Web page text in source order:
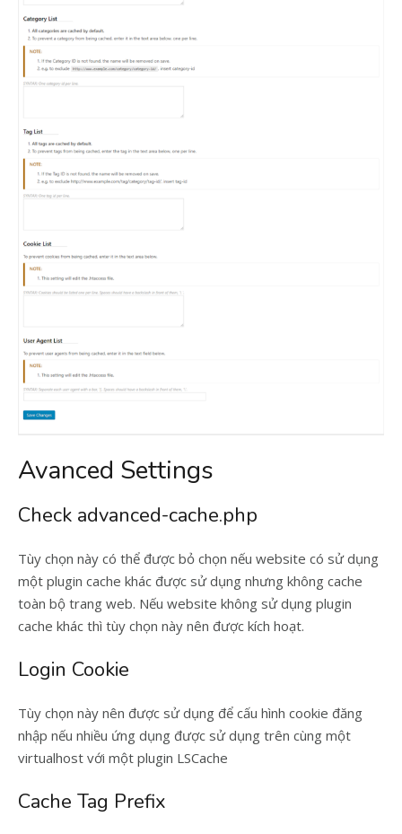
Avanced Settings
Check advanced-cache.php
Tùy chọn này có thể được bỏ chọn nếu website có sử dụng
một plugin cache khác được sử dụng nhưng không cache
toàn bộ trang web. Nếu website không sử dụng plugin
cache khác thì tùy chọn này nên được kích hoạt.
Login Cookie
Tùy chọn này nên được sử dụng để cấu hình cookie đăng
nhập nếu nhiều ứng dụng được sử dụng trên cùng một
virtualhost với một plugin LSCache
Cache Tag Prefix